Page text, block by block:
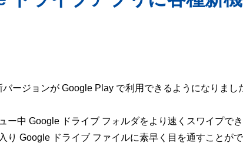
ージョンが Google Play で利用できるようになりまし
ー中 Google ドライブ フォルダをより速くスワイプで
り Google ドライブ ファイルに素早く目を通すことがで